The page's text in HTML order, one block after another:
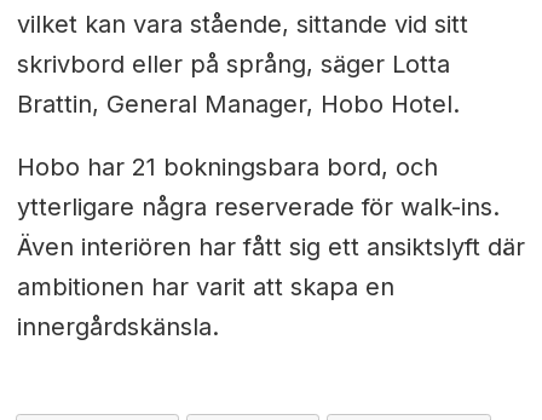
vilket kan vara stående, sittande vid sitt
skrivbord eller på språng, säger Lotta
Brattin, General Manager, Hobo Hotel.
Hobo har 21 bokningsbara bord, och
ytterligare några reserverade för walk-ins.
Även interiören har fått sig ett ansiktslyft där
ambitionen har varit att skapa en
innergårdskänsla.